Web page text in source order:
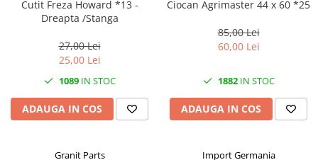
1.5.3. Garnituri
1.5.4. Piese de schimb pentru
1.5.5. Pistoane & camasi piston
2.4.3. Prese de Balotat
2.4.4. Combine
de transport
Cutit Freza Howard *13 -
Dreapta /Stanga
27,00 Lei
25,00 Lei
1089IN STOC
ADAUGA IN COS
Ciocan Agrimaster 44 x 60 *25
85,00 Lei
60,00 Lei
1882IN STOC
ADAUGA IN COS
Granit Parts Import Germania